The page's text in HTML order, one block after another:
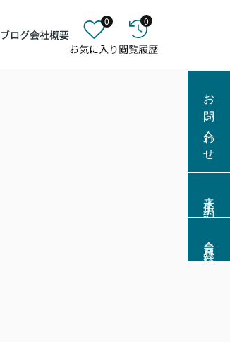
ブログ会社概要
0 0
お問い合わせ
来店予約
会員登録